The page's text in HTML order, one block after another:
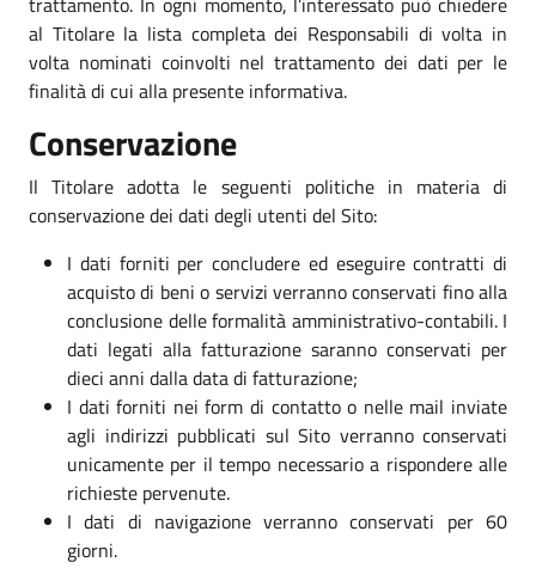
al Titolare la lista completa dei Responsabili di volta in
volta nominati coinvolti nel trattamento dei dati per le
finalità di cui alla presente informativa.
Conservazione
Il Titolare adotta le seguenti politiche in materia di
conservazione dei dati degli utenti del Sito:
I dati forniti per concludere ed eseguire contratti di
acquisto di beni o servizi verranno conservati fino alla
conclusione delle formalità amministrativo-contabili. I
dati legati alla fatturazione saranno conservati per
dieci anni dalla data di fatturazione;
I dati forniti nei form di contatto o nelle mail inviate
agli indirizzi pubblicati sul Sito verranno conservati
unicamente per il tempo necessario a rispondere alle
richieste pervenute.
I dati di navigazione verranno conservati per 60
giorni.